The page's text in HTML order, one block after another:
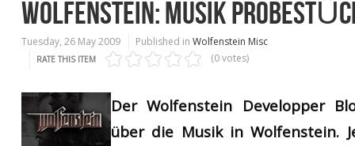
WOLFENSTEIN: MUSIK
Tuesday, 26 May 2009 Published in Wolfenstein Misc
RATE THIS ITEM (0 votes)
Der Wolfenstein Developper
über die Musik in Wolfenstein.